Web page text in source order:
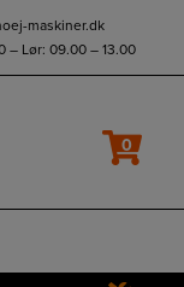
maskiner.dk
– Lør: 09.00 – 13.00
0